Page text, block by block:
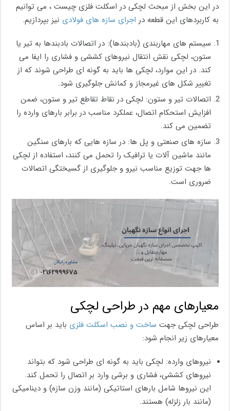
در این بخش از مبحث لچکی در اسکلت فلزی چیست ، می توانیم
به کاربردهای این قطعه در اجرای سازه های فولادی نیز بپردازیم.
سیستم ‌های مهاربندی (بادبندها): در اتصالات بادبندها به تیر یا
ستون، لچکی نقش انتقال نیروهای کششی و فشاری را ایفا می
‌کند. در این موارد، لچکی ‌ها باید به گونه‌ ای طراحی شوند که از
تغییر شکل‌ های غیرمجاز و کمانش جلوگیری شود.
اتصالات تیر و ستون: لچکی در نقاط تقاطع تیر و ستون، ضمن
افزایش استحکام اتصال، عملکرد مناسب در برابر بارهای وارده را
تضمین می‌ کند.
سازه ‌های صنعتی و پل‌ ها: در سازه ‌هایی که بارهای سنگین
مانند ماشین ‌آلات یا ترافیک را تحمل می ‌کنند، استفاده از لچکی‌
ها جهت توزیع مناسب نیرو و جلوگیری از گسیختگی اتصالات
ضروری است.
معیارهای مهم در طراحی لچکی
طراحی لچکی جهت ساخت و نصب اسکلت فلزی باید بر اساس
معیارهای زیر انجام شود:
نیروهای وارده: لچکی باید به گونه‌ ای طراحی شود که بتواند
نیروهای کششی، فشاری و برشی وارد بر اتصال را تحمل کند.
این نیروها شامل بارهای استاتیکی (مانند وزن سازه) و دینامیکی
(مانند بار زلزله) هستند.